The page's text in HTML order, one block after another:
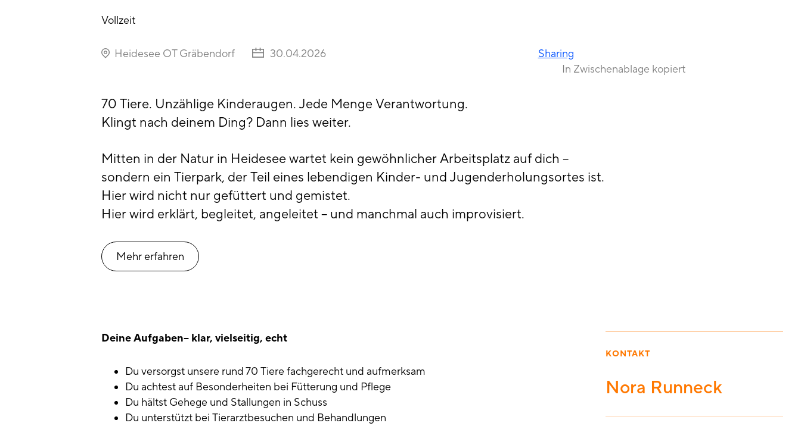
Vollzeit
Heidesee OT Gräbendorf 30.04.2026
Sharing
In Zwischenablage kopiert
70 Tiere. Unzählige Kinderaugen. Jede Menge Verantwortung.
Klingt nach deinem Ding? Dann lies weiter.
Mitten in der Natur in Heidesee wartet kein gewöhnlicher Arbeitsplatz auf dich –
sondern ein Tierpark, der Teil eines lebendigen Kinder- und Jugenderholungsortes ist.
Hier wird nicht nur gefüttert und gemistet.
Hier wird erklärt, begleitet, angeleitet – und manchmal auch improvisiert.
Mehr erfahren
Deine Aufgaben– klar, vielseitig, echt
Du versorgst unsere rund 70 Tiere fachgerecht und aufmerksam
Du achtest auf Besonderheiten bei Fütterung und Pflege
Du hältst Gehege und Stallungen in Schuss
Du unterstützt bei Tierarztbesuchen und Behandlungen
KONTAKT
Nora Runneck